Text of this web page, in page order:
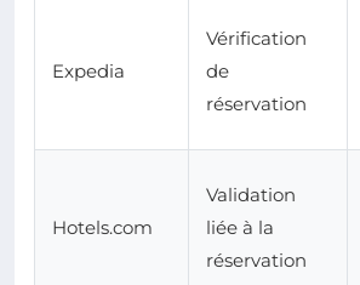
Expedia
Vérification
de
réservation
Hotels.com
Validation
liée à la
réservation